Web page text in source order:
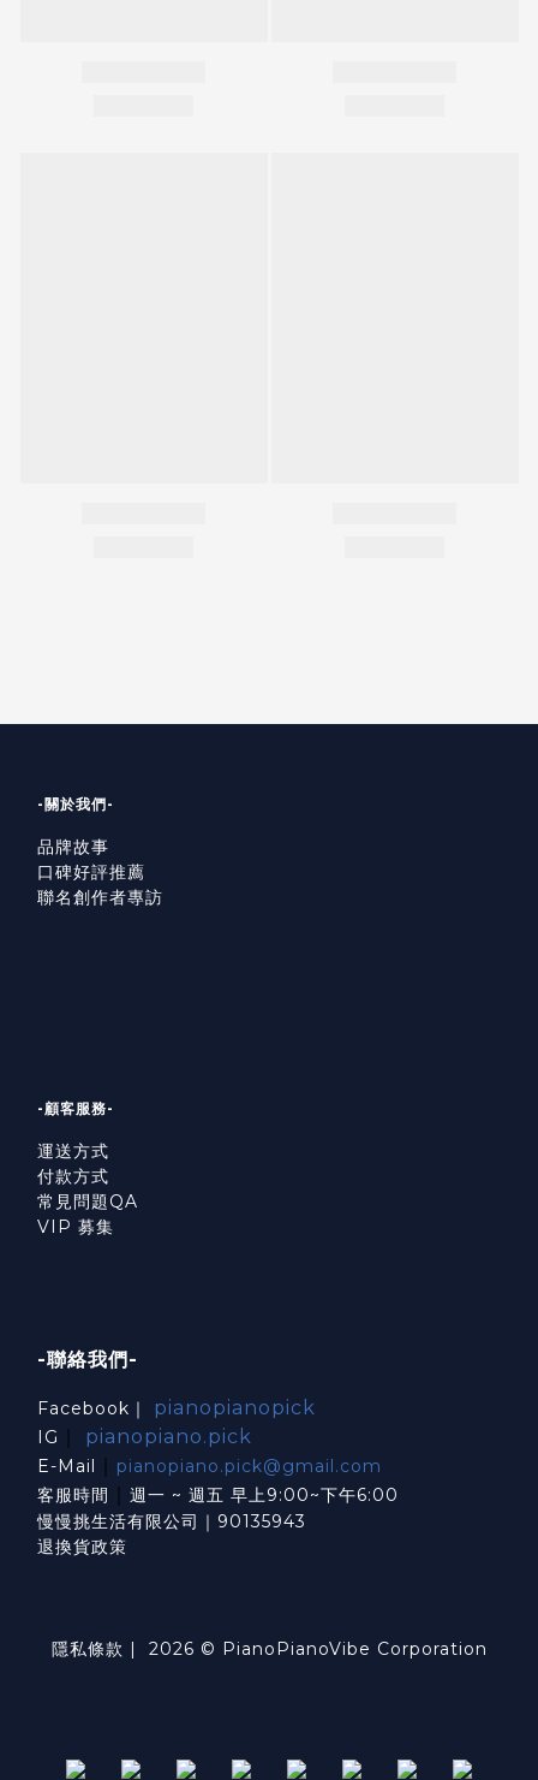
-關於我們-
品牌故事
口碑好評推薦
聯名創作者專訪
-顧客服務-
運送方式
付款方式
常見問題QA
VIP 募集
-聯絡我們-
Facebook｜ pianopianopick
IG ｜ pianopiano.pick
E-Mail ｜ pianopiano.pick@gmail.com
客服時間 ｜ 週一 ~ 週五 早上9:00~下午6:00
慢慢挑生活有限公司｜90135943
退換貨政策
隱私條款 | 2026 © PianoPianoVibe Corporation